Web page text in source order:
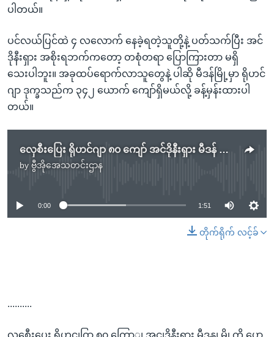
ပါတယ်။
ပင်လယ်ပြင်ထဲ ၄ လလောက် နေခဲ့ရတဲ့သူတို့နဲ့ ပတ်သက်ပြီး အင်
ဒိုနီးရှား အစိုးရဘက်ကတော့ တစုံတရာ ပြောကြားတာ မရှိ
သေးပါဘူး။ အခုထပ်ရောက်လာသူတွေနဲ့ ပါဆို မီဒန်မြို့မှာ ရိုဟင်
ဂျာ ဒုက္ခသည်က ၃၄၂ ယောက် ကျော်ရှိမယ်လို့ ခန့်မှန်းထားပါ
တယ်။
လှေစီးပြေး ရိုဟင်ဂျာ ၈၀ ကျော် အင်ဒိုနီးရှား မီဒန် မြို့ကို ပြောင်းရွှေ့
by ဗွီအိုအေသတင်းဌာန
No media source currently available
0:00 1:51
တိုက်ရိုက် လင့်ခ်
..........
လှစေီးပွေး ရိုဟငျဂြာ ၈၀ ကြောျ အငျဒိုနီးရှား မီဒနျ မွို့ကို ပွော